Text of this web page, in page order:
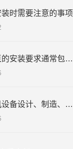
时需要注意的事项
混合液回流泵的安装要求通常包括以下几个方面
双曲面搅拌机设备设计、制造、检验所遵循的目录